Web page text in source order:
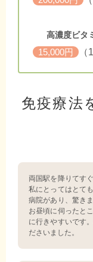
高濃度ビタ
15,000円 （
免疫療法
両国駅を降りてす
私にとってはとて
病院があり、驚き
お昼頃に伺ったと
に行きやすいです
ださいました。